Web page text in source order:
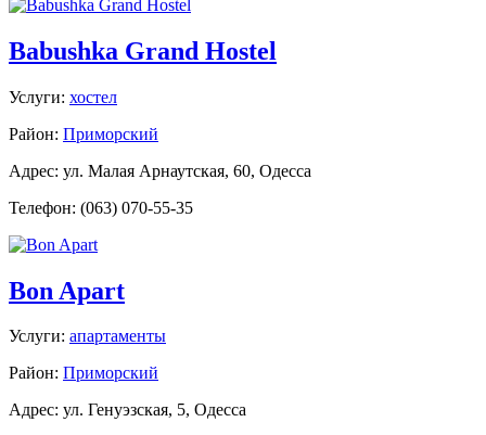
Babushka Grand Hostel
Услуги: хостел
Район: Приморский
Адрес: ул. Малая Арнаутская, 60, Одесса
Телефон: (063) 070-55-35
Bon Apart
Услуги: апартаменты
Район: Приморский
Адрес: ул. Генуэзская, 5, Одесса